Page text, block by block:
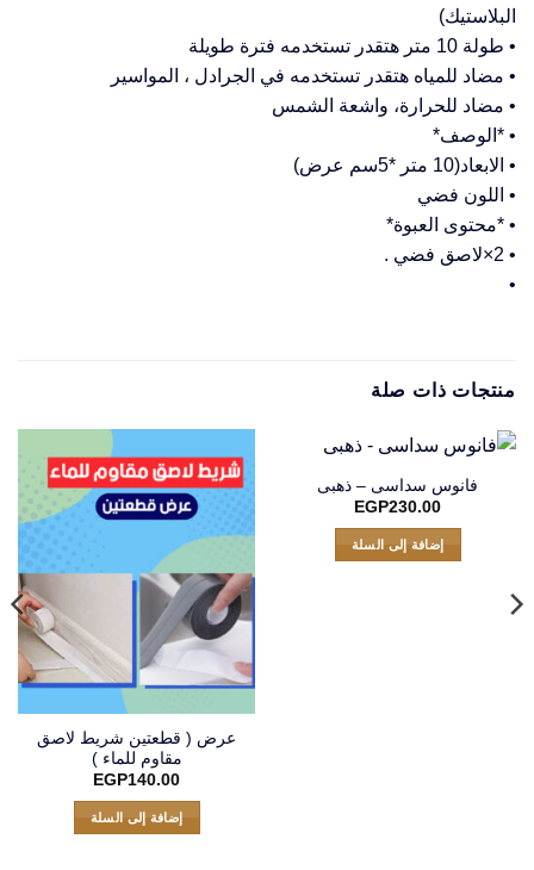
البلاستيك)
• طولة 10 متر هتقدر تستخدمه فترة طويلة
• مضاد للمياه هتقدر تستخدمه في الجرادل ، المواسير
• مضاد للحرارة، واشعة الشمس
• *الوصف*
• الابعاد(10 متر *5سم عرض)
• اللون فضي
• *محتوى العبوة*
• 2×لاصق فضي .
•
منتجات ذات صلة
فانوس سداسى – ذهبى
EGP230.00
إضافة إلى السلة
عرض ( قطعتين شريط لاصق
مقاوم للماء )
EGP140.00
إضافة إلى السلة